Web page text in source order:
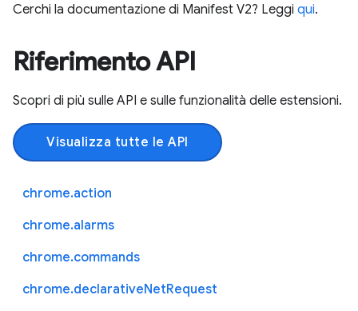
Cerchi la documentazione di Manifest V2? Leggi qui.
Riferimento API
Scopri di più sulle API e sulle funzionalità delle estensioni.
Visualizza tutte le API
chrome.action
chrome.alarms
chrome.commands
chrome.declarativeNetRequest